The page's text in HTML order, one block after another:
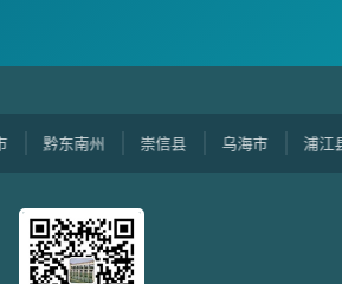
黔东南州 崇信县 乌海市 浦江县